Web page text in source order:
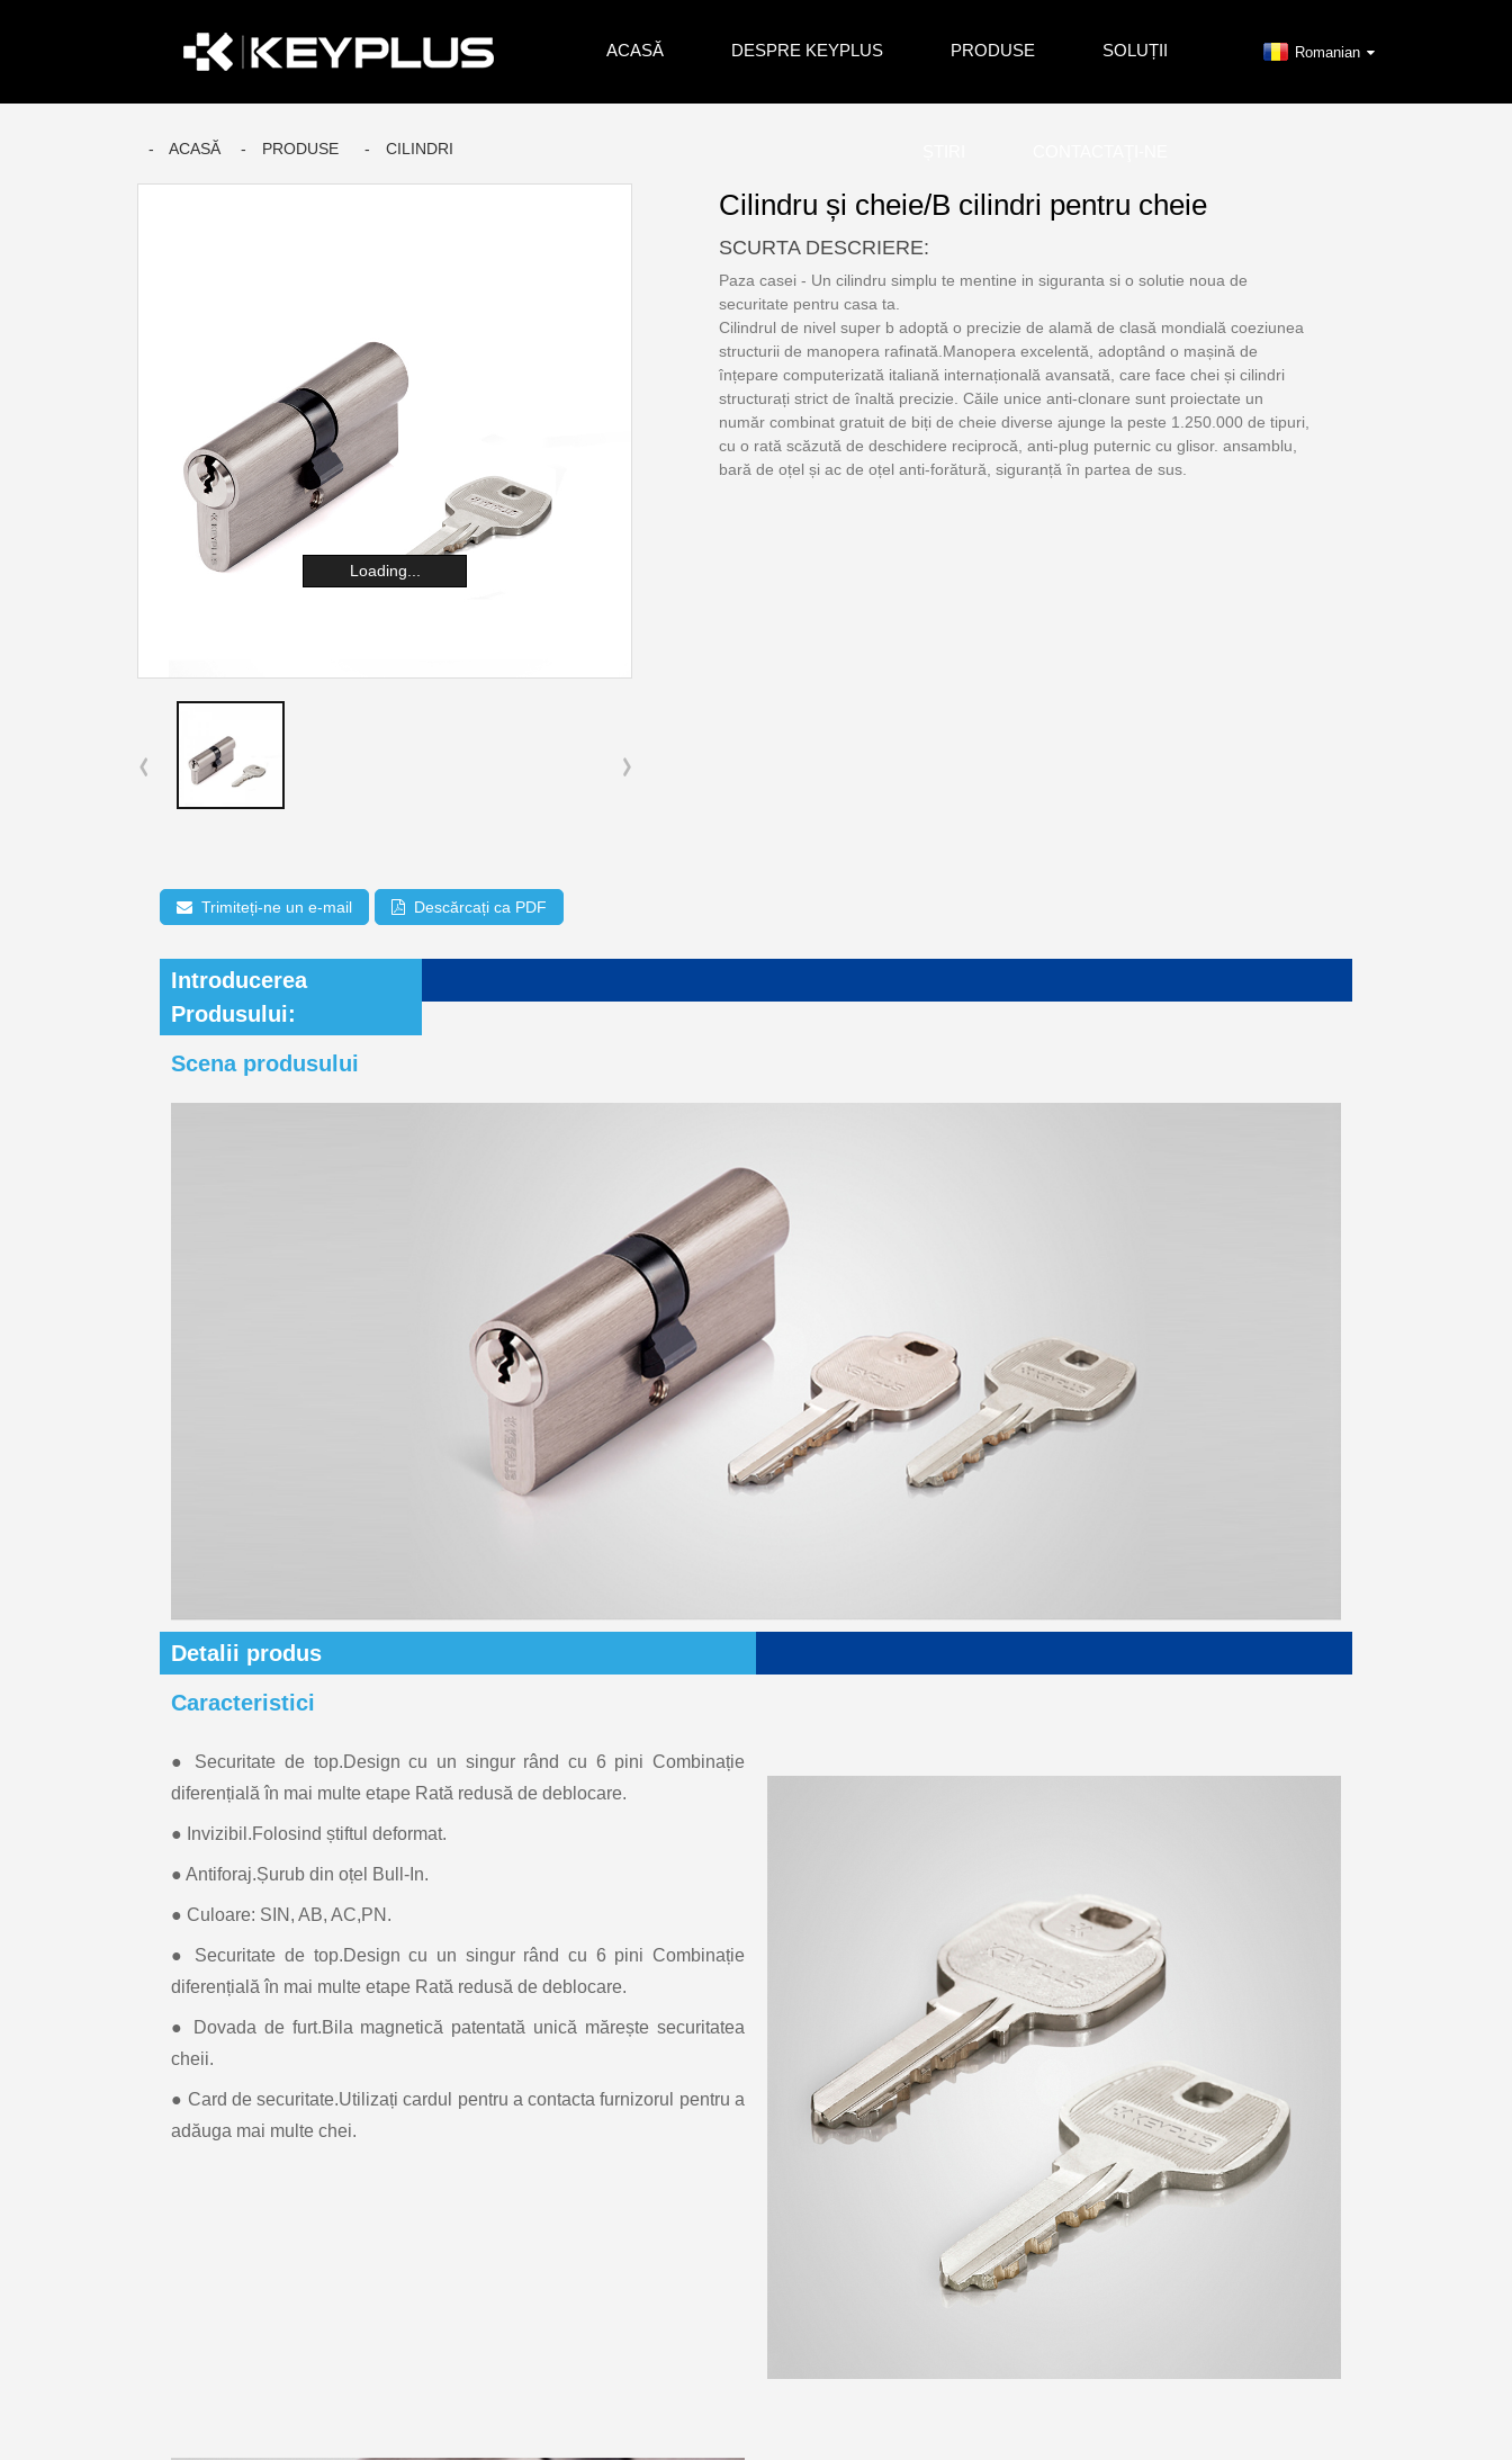
ACASĂ DESPRE KEYPLUS PRODUSE SOLUȚII Romanian
ACASĂ PRODUSE CILINDRI
Loading...
Cilindru și cheie/B cilindri pentru cheie
SCURTA DESCRIERE:
Paza casei - Un cilindru simplu te mentine in siguranta si o solutie noua de
securitate pentru casa ta.
Cilindrul de nivel super b adoptă o precizie de alamă de clasă mondială coeziunea
structurii de manopera rafinată.Manopera excelentă, adoptând o mașină de
înțepare computerizată italiană internațională avansată, care face chei și cilindri
structurați strict de înaltă precizie. Căile unice anti-clonare sunt proiectate un
număr combinat gratuit de biți de cheie diverse ajunge la peste 1.250.000 de tipuri,
cu o rată scăzută de deschidere reciprocă, anti-plug puternic cu glisor. ansamblu,
bară de oțel și ac de oțel anti-forătură, siguranță în partea de sus.
Trimiteți-ne un e-mail Descărcați ca PDF
Introducerea
Produsului:
Scena produsului
Detalii produs
Caracteristici
● Securitate de top.Design cu un singur rând cu 6 pini Combinație
diferențială în mai multe etape Rată redusă de deblocare.
● Invizibil.Folosind știftul deformat.
● Antiforaj.Șurub din oțel Bull-In.
● Culoare: SIN, AB, AC,PN.
● Securitate de top.Design cu un singur rând cu 6 pini Combinație
diferențială în mai multe etape Rată redusă de deblocare.
● Dovada de furt.Bila magnetică patentată unică mărește securitatea
cheii.
● Card de securitate.Utilizați cardul pentru a contacta furnizorul pentru a
adăuga mai multe chei.